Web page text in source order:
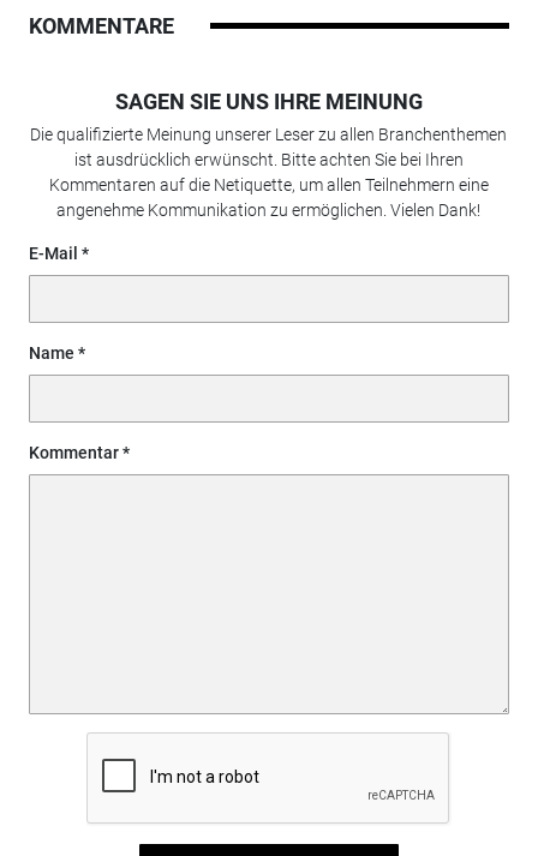
KOMMENTARE
SAGEN SIE UNS IHRE MEINUNG
Die qualifizierte Meinung unserer Leser zu allen Branchenthemen
ist ausdrücklich erwünscht. Bitte achten Sie bei Ihren
Kommentaren auf die Netiquette, um allen Teilnehmern eine
angenehme Kommunikation zu ermöglichen. Vielen Dank!
E-Mail
Name
Kommentar